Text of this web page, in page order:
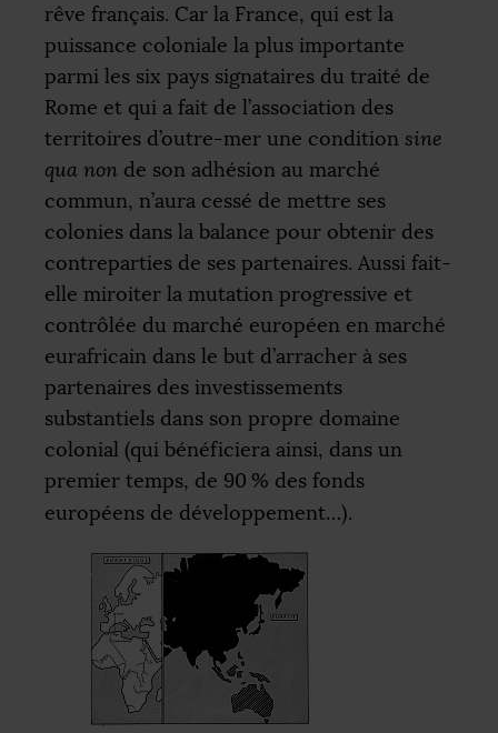
rêve français. Car la France, qui est la
puissance coloniale la plus importante
parmi les six pays signataires du traité de
Rome et qui a fait de l’association des
territoires d’outre-mer une condition sine
qua non de son adhésion au marché
commun, n’aura cessé de mettre ses
colonies dans la balance pour obtenir des
contreparties de ses partenaires. Aussi fait-
elle miroiter la mutation progressive et
contrôlée du marché européen en marché
eurafricain dans le but d’arracher à ses
partenaires des investissements
substantiels dans son propre domaine
colonial (qui bénéficiera ainsi, dans un
premier temps, de 90 % des fonds
européens de développement…).